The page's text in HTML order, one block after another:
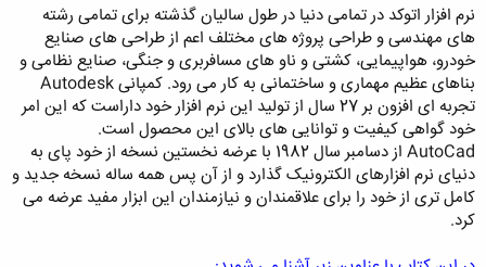
نرم افزار اتوکد در تمامی دنیا در طول سالیان گذشته برای تمامی رشته
های مهندسی و طراحی پروژه های مختلف اعم از طراحی های صنایع
خودرو، هواپیمایی، کشتی و ناو های مسافربری و جنگی، صنایع نظامی و
بناهای عظیم مهماری و ساختمانی به کار می رود. کمپانی Autodesk
تجربه ای افزون بر 27 سال از تولید این نرم افزار خود داراست که این امر
خود گواهی کیفیت و توانایی های بالای این محصول است.
AutoCad از دسامبر سال 1982 با عرضه نخستین نسخه از خود پای به
دنیای نرم افزارهای الکترونیک گذارد و از آن پس همه ساله نسخه جدید و
کامل تری از خود را برای علاقمندان و نیازمندان این ابزار مفید عرضه می
کرد.